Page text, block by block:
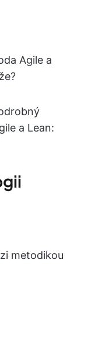
Agile a
a Lean:
metodikou